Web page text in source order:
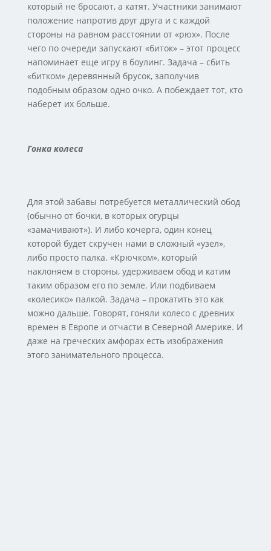
который не бросают, а катят. Участники занимают
положение напротив друг друга и с каждой
стороны на равном расстоянии от «рюх». После
чего по очереди запускают «биток» – этот процесс
напоминает еще игру в боулинг. Задача – сбить
«битком» деревянный брусок, заполучив
подобным образом одно очко. А побеждает тот, кто
наберет их больше.
Гонка колеса
Для этой забавы потребуется металлический обод
(обычно от бочки, в которых огурцы
«замачивают»). И либо кочерга, один конец
которой будет скручен нами в сложный «узел»,
либо просто палка. «Крючком», который
наклоняем в стороны, удерживаем обод и катим
таким образом его по земле. Или подбиваем
«колесико» палкой. Задача – прокатить это как
можно дальше. Говорят, гоняли колесо с древних
времен в Европе и отчасти в Северной Америке. И
даже на греческих амфорах есть изображения
этого занимательного процесса.